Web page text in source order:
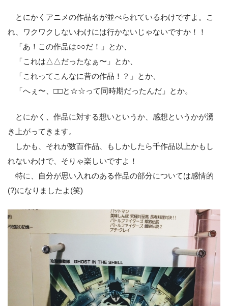
とにかくアニメの作品名が並べられているわけですよ。こ
れ、ワクワクしないわけには行かないじゃないですか！！
「あ！この作品は○○だ！」とか、
「これは△△だったなぁ〜」とか、
「これってこんなに昔の作品！？」とか、
「へぇ〜、□□と☆☆って同時期だったんだ」とか。
とにかく、作品に対する想いというか、感想というかが湧
き上がってきます。
しかも、それが数百作品、もしかしたら千作品以上かもし
れないわけで、そりゃ楽しいですよ！
特に、自分が思い入れのある作品の部分については感情的
(?)になりましたよ(笑)